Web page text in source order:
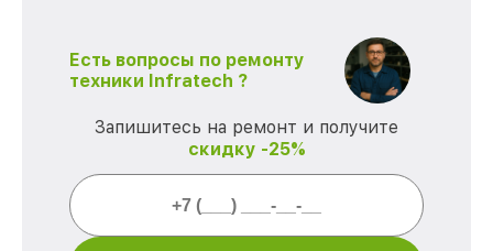
Есть вопросы по ремонту
техники Infratech ?
Запишитесь на ремонт и получите
скидку -25%